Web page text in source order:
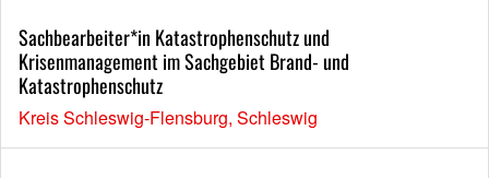
Sachbearbeiter*in Katastrophenschutz und
Krisenmanagement im Sachgebiet Brand- und
Katastrophenschutz
Kreis Schleswig-Flensburg, Schleswig